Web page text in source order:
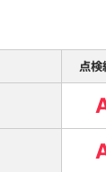
点検